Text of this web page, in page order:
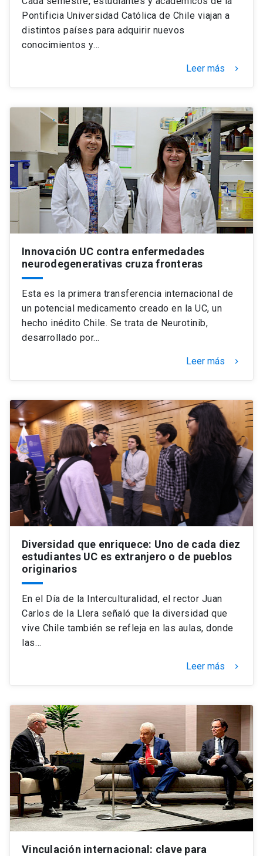
Pontificia Universidad Católica de Chile viajan a
distintos países para adquirir nuevos
conocimientos y…
Leer más keyboard_arrow_right
Innovación UC contra enfermedades
neurodegenerativas cruza fronteras
Esta es la primera transferencia internacional de
un potencial medicamento creado en la UC, un
hecho inédito Chile. Se trata de Neurotinib,
desarrollado por…
Leer más keyboard_arrow_right
Diversidad que enriquece: Uno de cada diez
estudiantes UC es extranjero o de pueblos
originarios
En el Día de la Interculturalidad, el rector Juan
Carlos de la Llera señaló que la diversidad que
vive Chile también se refleja en las aulas, donde
las…
Leer más keyboard_arrow_right
Vinculación internacional: clave para